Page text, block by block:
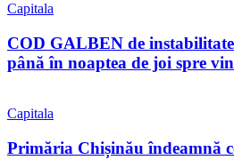
Capitala
COD GALBEN de
până în noaptea de joi spre
Capitala
Primăria Chișinău îndeamnă